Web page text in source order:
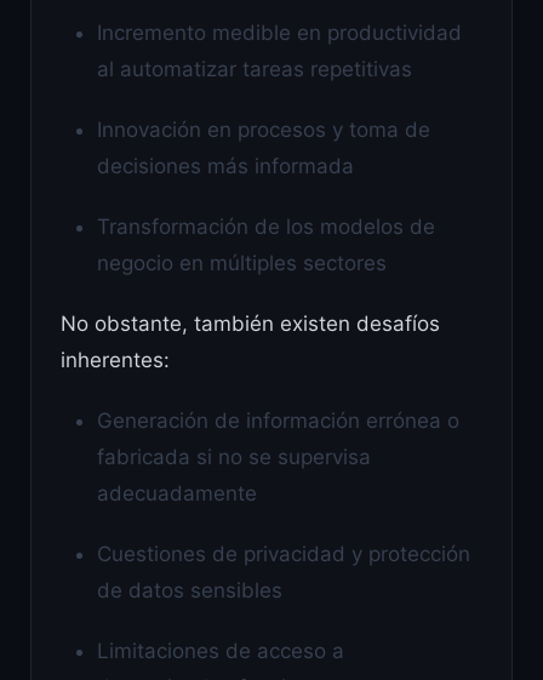
Incremento medible en productividad
al automatizar tareas repetitivas
Innovación en procesos y toma de
decisiones más informada
Transformación de los modelos de
negocio en múltiples sectores
No obstante, también existen desafíos
inherentes:
Generación de información errónea o
fabricada si no se supervisa
adecuadamente
Cuestiones de privacidad y protección
de datos sensibles
Limitaciones de acceso a